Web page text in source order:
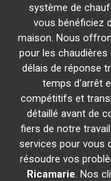
système de
vous bénéficiez
maison. Nous
pour les chaudières
délais de réponse
temps d'arrêt
compétitifs et
détaillé avant de
fiers de notre
services pour vous
résoudre vos
Ricamarie. Nos